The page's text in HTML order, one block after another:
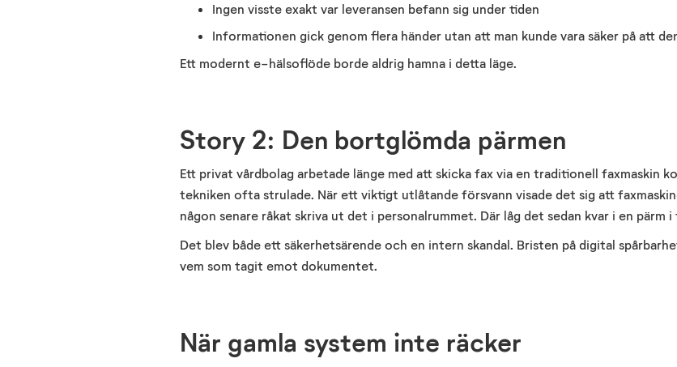
Ingen visste exakt var leveransen befann sig under tiden
Informationen gick genom flera händer utan att man kunde vara säker på att
Ett modernt e-hälsoflöde borde aldrig hamna i detta läge.
Story 2: Den bortglömda pärmen
Ett privat vårdbolag arbetade länge med att skicka fax via en traditionell
tekniken ofta strulade. När ett viktigt utlåtande försvann visade det sig att
någon senare råkat skriva ut det i personalrummet. Där låg det sedan kvar i en pärm
Det blev både ett säkerhetsärende och en intern skandal. Bristen på digital
vem som tagit emot dokumentet.
När gamla system inte räcker